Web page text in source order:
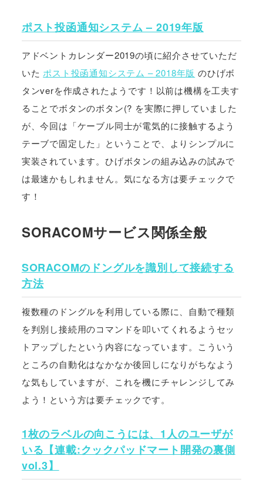
ポスト投函通知システム – 2019年版
アドベントカレンダー2019の頃に紹介させていただ
いた ポスト投函通知システム – 2018年版 のひげボ
タンverを作成されたようです！以前は機構を工夫す
ることでボタンのボタン(? を実際に押していました
が、今回は「ケーブル同士が電気的に接触するよう
テーブで固定した」ということで、よりシンプルに
実装されています。ひげボタンの組み込みの試みで
は最速かもしれません。気になる方は要チェックで
す！
SORACOMサービス関係全般
SORACOMのドングルを識別して接続する
方法
複数種のドングルを利用している際に、自動で種類
を判別し接続用のコマンドを叩いてくれるようセッ
トアップしたという内容になっています。こういう
ところの自動化はなかなか後回しになりがちなよう
な気もしていますが、これを機にチャレンジしてみ
よう！という方は要チェックです。
1枚のラベルの向こうには、1人のユーザが
いる【連載:クックパッドマート開発の裏側
vol.3】